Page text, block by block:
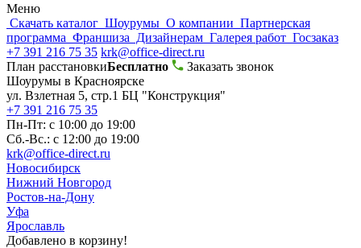
Меню
Скачать каталог Шоурумы О компании Партнерская
программа Франшиза Дизайнерам Галерея работ Госзаказ
+7 391 216 75 35 krk@office-direct.ru
План расстановкиБесплатно
Заказать звонок
Шоурумы в Красноярске
ул. Взлетная 5, стр.1 БЦ "Конструкция"
+7 391 216 75 35
Пн-Пт: с 10:00 до 19:00
Сб.-Вс.: с 12:00 до 19:00
krk@office-direct.ru
Новосибирск
Нижний Новгород
Ростов-на-Дону
Уфа
Ярославль
Добавлено в корзину!